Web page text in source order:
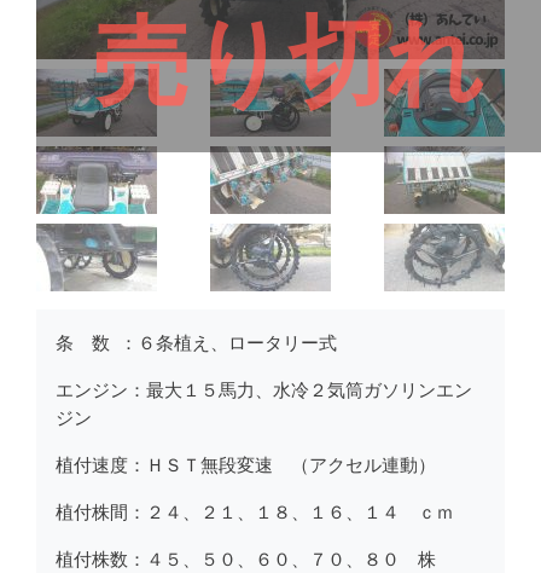
売り切れ
条 数 ：６条植え、ロータリー式
エンジン：最大１５馬力、水冷２気筒ガソリンエン
ジン
植付速度：ＨＳＴ無段変速 （アクセル連動）
植付株間：２４、２１、１８、１６、１４ ｃｍ
植付株数：４５、５０、６０、７０、８０ 株